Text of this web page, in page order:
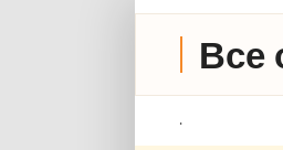
Все
.